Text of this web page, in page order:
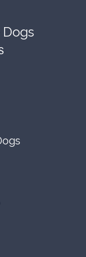
Dogs